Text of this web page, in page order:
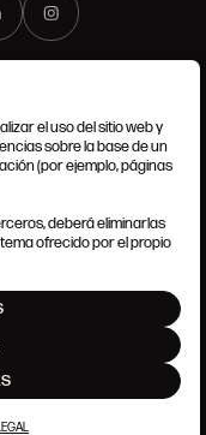
el uso del sitio web y
sobre la base de un
(por ejemplo, páginas
deberá eliminarlas
ofrecido por el propio